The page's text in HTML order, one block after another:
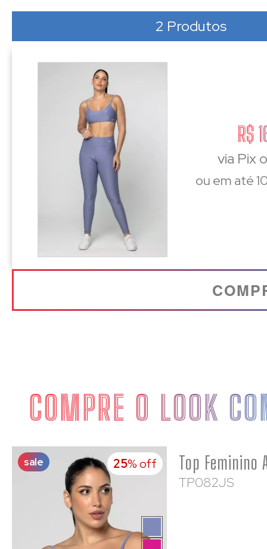
2 Produtos
R$
via Pix
ou em até
COMPRE O LOOK
sale 25% off
TP082JS